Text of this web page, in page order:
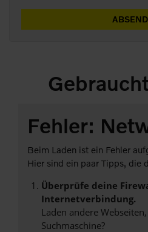
Fehler:
Beim Laden ist ein Fehler
Hier sind ein paar Tipps, die
Überprüfe deine
Internetverbindung.
Laden andere
Suchmaschine?